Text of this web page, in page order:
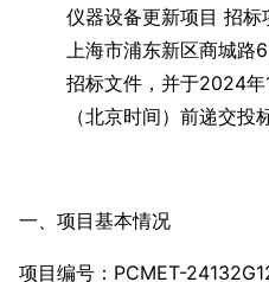
仪器设备更新项目 招
上海市浦东新区商城路
招标文件，并于2024
（北京时间）前递交投
一、项目基本情况
项目编号：PCMET-